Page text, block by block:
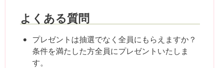
よくある質問
プレゼントは抽選でなく全員にもらえますか？
条件を満たした方全員にプレゼントいたしま
す。